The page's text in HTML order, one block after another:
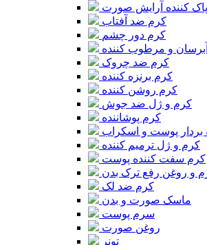
پاک کننده آرایش صورت
کرم ضد آفتاب
کرم دور چشم
و مرطوب کننده
کرم ضد چروک
کرم برنزه کننده
کرم روشن کننده
کرم و ژل ضد جوش
کرم پوشاننده
بردار پوست و اسکراب
کرم و ژل ترمیم کننده
کرم سفت کننده پوست
و روغن رفع ترک بدن
کرم ضد لک
ماسک صورت و بدن
سرم پوست
روغن صورت
تونر